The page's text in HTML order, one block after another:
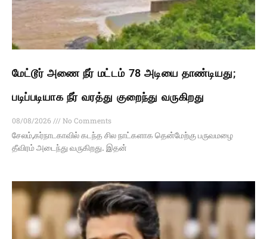
மேட்டூர் அணை நீர் மட்டம் 78 அடியை தாண்டியது;
படிப்படியாக நீர் வரத்து குறைந்து வருகிறது
08/08/2026
No Comments
சேலம்,கர்நாடகாவில் கடந்த சில நாட்களாக தென்மேற்கு பருவமழை
தீவிரம் அடைந்து வருகிறது. இதன்